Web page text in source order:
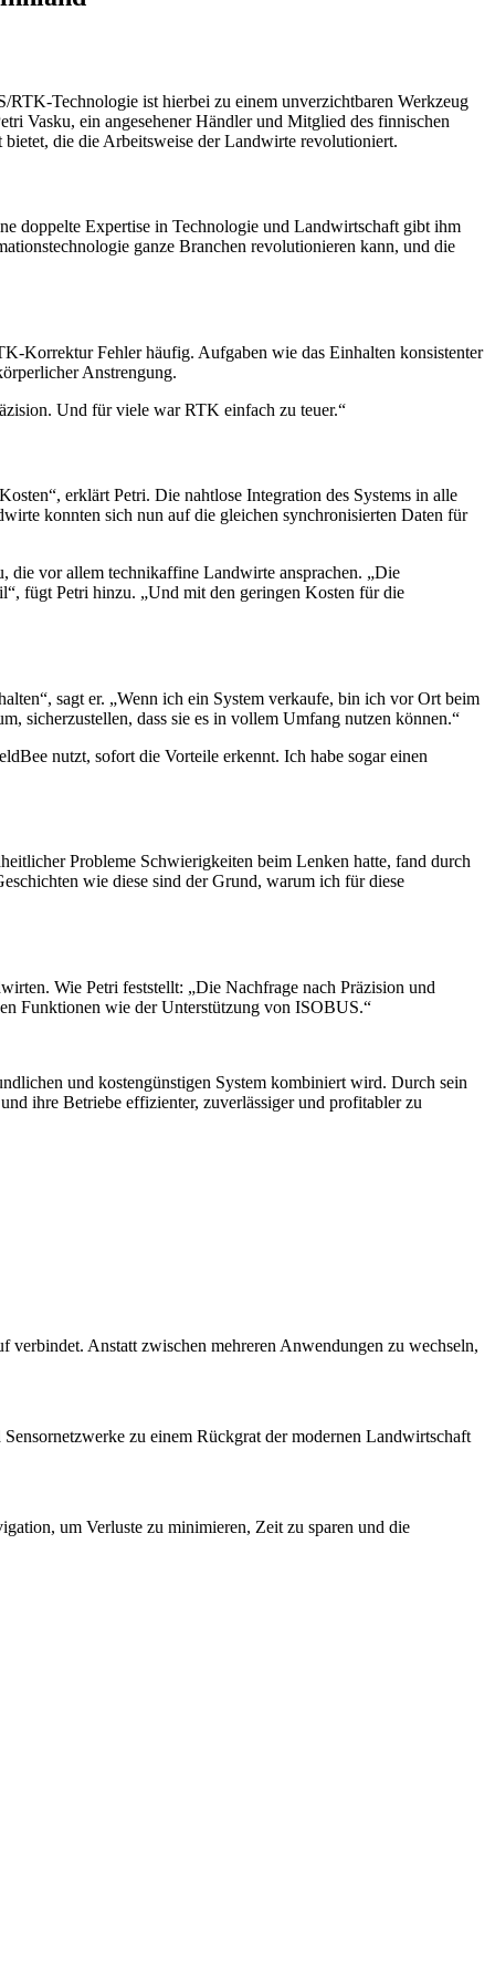
Technologie ist hierbei zu einem unverzichtbaren Werkzeug
Vasku, ein angesehener Händler und Mitglied des finnischen
die die Arbeitsweise der Landwirte revolutioniert.
doppelte Expertise in Technologie und Landwirtschaft gibt ihm
ganze Branchen revolutionieren kann, und die
Korrektur Fehler häufig. Aufgaben wie das Einhalten konsistenter
Anstrengung.
Und für viele war RTK einfach zu teuer.“
erklärt Petri. Die nahtlose Integration des Systems in alle
konnten sich nun auf die gleichen synchronisierten Daten für
die vor allem technikaffine Landwirte ansprachen. „Die
fügt Petri hinzu. „Und mit den geringen Kosten für die
sagt er. „Wenn ich ein System verkaufe, bin ich vor Ort beim
sicherzustellen, dass sie es in vollem Umfang nutzen können.“
nutzt, sofort die Vorteile erkennt. Ich habe sogar einen
Probleme Schwierigkeiten beim Lenken hatte, fand durch
wie diese sind der Grund, warum ich für diese
Wie Petri feststellt: „Die Nachfrage nach Präzision und
Funktionen wie der Unterstützung von ISOBUS.“
und kostengünstigen System kombiniert wird. Durch sein
ihre Betriebe effizienter, zuverlässiger und profitabler zu
Anstatt zwischen mehreren Anwendungen zu wechseln,
zu einem Rückgrat der modernen Landwirtschaft
um Verluste zu minimieren, Zeit zu sparen und die